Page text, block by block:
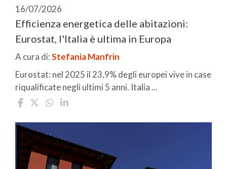
16/07/2026
Efficienza energetica delle abitazioni:
Eurostat, l'Italia è ultima in Europa
A cura di:Stefania Manfrin
Eurostat: nel 2025 il 23,9% degli europei vive in case
riqualificate negli ultimi 5 anni. Italia ...